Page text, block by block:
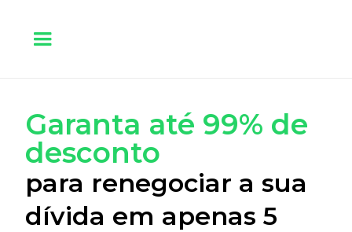
Garanta até 99% de
desconto
para renegociar a sua
dívida em apenas 5